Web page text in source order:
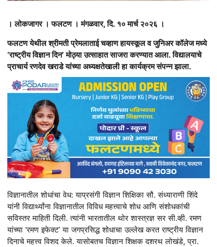
। लोकजागर । फलटण । मंगळवार, दि. १० मार्च २०२६ ।
फलटण येथील श्रीमती प्रेमलाताई चव्हाण हायस्कूल व जुनिअर कॉलेज मध्ये
‘राष्ट्रीय विज्ञान दिन’ मोठ्या उत्साहात साजरा करण्यात आला. विद्यालयाचे
प्राचार्य रणदेव खराडे यांच्या अध्यक्षतेखाली हा कार्यक्रम संपन्न झाला.
विज्ञानातील शोधांचा वेध: याप्रसंगी विज्ञान शिक्षिका सौ. संध्याराणी शिंदे
यांनी विद्यार्थ्यांना विज्ञानातील विविध महत्त्वाचे शोध आणि संशोधकांची
सविस्तर माहिती दिली. त्यांनी भारतातील थोर शास्त्रज्ञ सर सी.व्ही. रमण
यांच्या ‘रमण इफेक्ट’ या जगप्रसिद्ध शोधाचा उल्लेख करत राष्ट्रीय विज्ञान
दिनाचे महत्त्व विशद केले. यासोबतच विज्ञान शिक्षक दशरथ लोखंडे, प्रा.